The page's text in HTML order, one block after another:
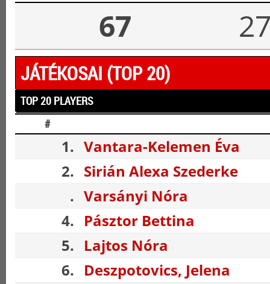
67
JÁTÉKOSAI (TOP 20)
TOP 20 PLAYERS
#
1. Vantara-Kelemen Éva
2. Sirián Alexa Szederke
. Varsányi Nóra
4. Pásztor Bettina
5. Lajtos Nóra
6. Deszpotovics, Jelena